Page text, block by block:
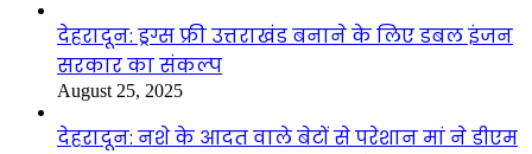
देहरादून: ड्रग्स फ्री उत्तराखंड बनाने के लिए डबल इंजन
सरकार का संकल्प
August 25, 2025
देहरादून: नशे के आदत वाले बेटों से परेशान मां ने डीएम